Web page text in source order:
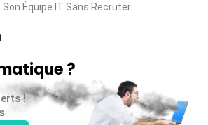
Son Équipe IT Sans Recruter
?
!